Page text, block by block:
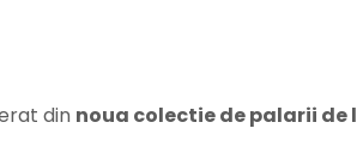
din noua colectie de palarii de